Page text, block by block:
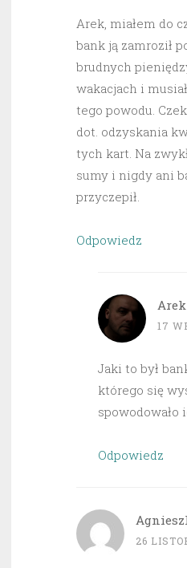
Arek, miałem do
bank ją zamroził
brudnych
wakacjach i
tego powodu.
dot. odzyskania
tych kart. Na
sumy i nigdy ani
przyczepił.
Odpowiedz
Arek
17
Jaki to był
którego się
spowodowało
Odpowiedz
26